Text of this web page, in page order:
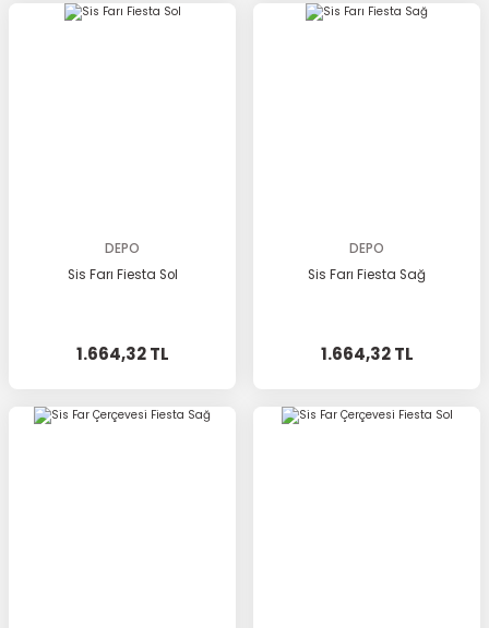
DEPO
Sis Farı Fiesta Sol
1.664,32 TL
DEPO
Sis Farı Fiesta Sağ
1.664,32 TL